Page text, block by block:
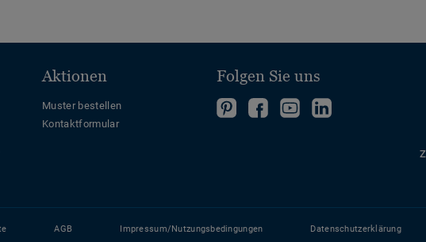
Aktionen
Muster bestellen
Kontaktformular
Folgen Sie uns
FolgenFolgenFolgeFolgen
AGB Impressum/Nutzungsbedingungen Datenschutzerklärung